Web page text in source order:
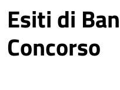
Esiti di
Concorso